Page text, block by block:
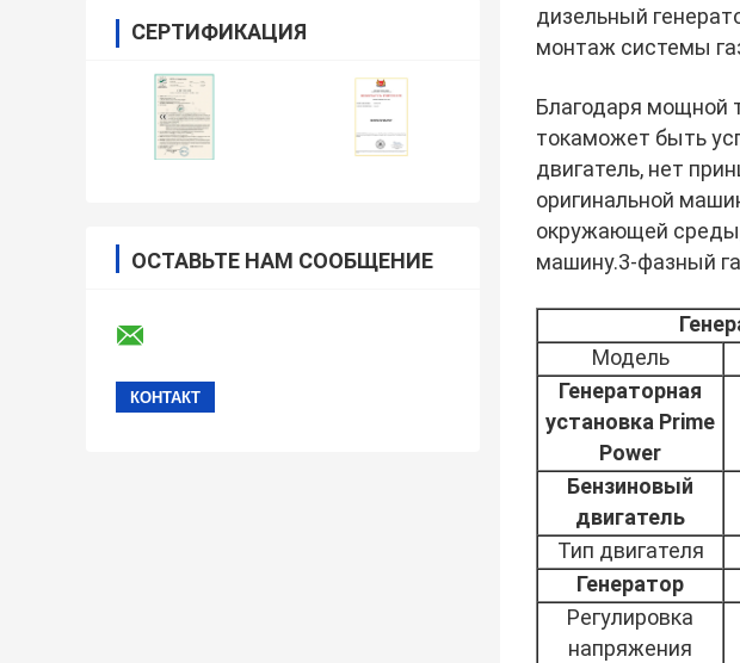
СЕРТИФИКАЦИЯ
ОСТАВЬТЕ НАМ СООБЩЕНИЕ
дизельный
монтаж системы
Благодаря мощной
токаможет быть
двигатель, нет
оригинальной
окружающей
машину.3-фазный
Модель
Генераторная
установка Prime
Power
Бензиновый
двигатель
Тип двигателя
Генератор
Регулировка
напряжения